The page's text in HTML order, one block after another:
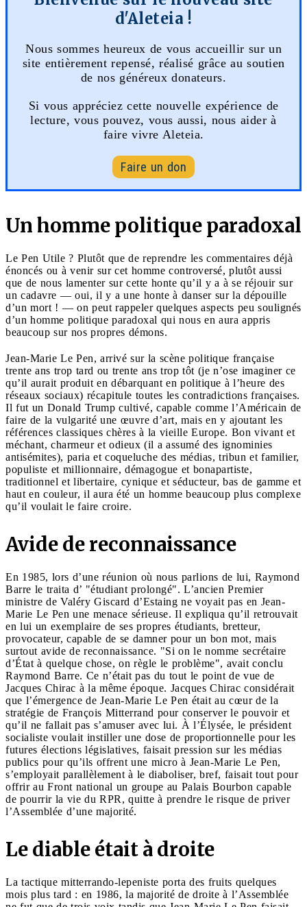
d'Aleteia !
Nous sommes heureux de vous accueillir sur un
site entièrement repensé, réalisé grâce au soutien
de nos généreux donateurs.
Si vous appréciez cette nouvelle expérience de
lecture, vous pouvez, vous aussi, nous aider à
faire vivre Aleteia.
Faire un don
Un homme politique paradoxal
Le Pen Utile ? Plutôt que de reprendre les commentaires déjà
énoncés ou à venir sur cet homme controversé, plutôt aussi
que de nous lamenter sur cette honte qu’il y a à se réjouir sur
un cadavre — oui, il y a une honte à danser sur la dépouille
d’un mort ! — on peut rappeler quelques aspects peu soulignés
d’un homme politique paradoxal qui nous en aura appris
beaucoup sur nos propres démons.
Jean-Marie Le Pen, arrivé sur la scène politique française
trente ans trop tard ou trente ans trop tôt (je n’ose imaginer ce
qu’il aurait produit en débarquant en politique à l’heure des
réseaux sociaux) récapitule toutes les contradictions françaises.
Il fut un Donald Trump cultivé, capable comme l’Américain de
faire de la vulgarité une œuvre d’art, mais en y ajoutant les
références classiques chères à la vieille Europe. Bon vivant et
méchant, charmeur et odieux (il a assumé des ignominies
antisémites), paria et coqueluche des médias, tribun et familier,
populiste et millionnaire, démagogue et bonapartiste,
traditionnel et libertaire, cynique et séducteur, bas de gamme et
haut en couleur, il aura été un homme beaucoup plus complexe
qu’il voulait le faire croire.
Avide de reconnaissance
En 1985, lors d’une réunion où nous parlions de lui, Raymond
Barre le traita d’ "étudiant prolongé". L’ancien Premier
ministre de Valéry Giscard d’Estaing ne voyait pas en Jean-
Marie Le Pen une menace sérieuse. Il expliqua qu’il retrouvait
en lui un exemplaire de ses propres étudiants, bretteur,
provocateur, capable de se damner pour un bon mot, mais
surtout avide de reconnaissance. "Si on le nomme secrétaire
d’État à quelque chose, on règle le problème", avait conclu
Raymond Barre. Ce n’était pas du tout le point de vue de
Jacques Chirac à la même époque. Jacques Chirac considérait
que l’émergence de Jean-Marie Le Pen était au cœur de la
stratégie de François Mitterrand pour conserver le pouvoir et
qu’il ne fallait pas s’amuser avec lui. À l’Élysée, le président
socialiste voulait instiller une dose de proportionnelle pour les
futures élections législatives, faisait pression sur les médias
publics pour qu’ils offrent une micro à Jean-Marie Le Pen,
s’employait parallèlement à le diaboliser, bref, faisait tout pour
offrir au Front national un groupe au Palais Bourbon capable
de pourrir la vie du RPR, quitte à prendre le risque de priver
l’Assemblée d’une majorité.
Le diable était à droite
La tactique mitterrando-lepeniste porta des fruits quelques
mois plus tard : en 1986, la majorité de droite à l’Assemblée